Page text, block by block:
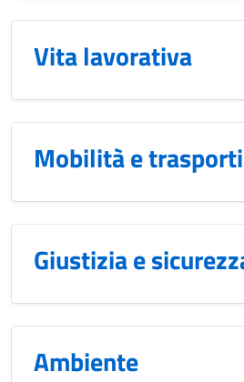
Vita lavorativa
Mobilità e trasporti
Giustizia e
Ambiente